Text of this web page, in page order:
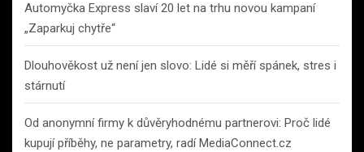
Automyčka Express slaví 20 let na trhu novou kampaní
„Zaparkuj chytře“
Dlouhověkost už není jen slovo: Lidé si měří spánek, stres i
stárnutí
Od anonymní firmy k důvěryhodnému partnerovi: Proč lidé
kupují příběhy, ne parametry, radí MediaConnect.cz